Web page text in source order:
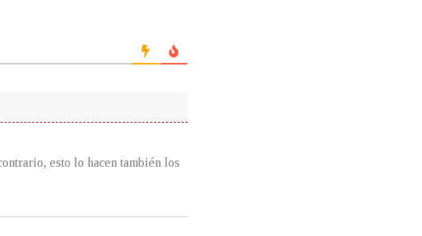
esto lo hacen también los